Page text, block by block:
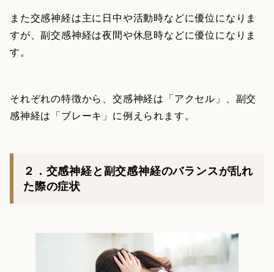
また交感神経は主に日中や活動時などに優位になりま
すが、副交感神経は夜間や休息時などに優位になりま
す。
それぞれの特徴から、交感神経は「アクセル」、副交
感神経は「ブレーキ」に例えられます。
２．交感神経と副交感神経のバランスが乱れ
た際の症状